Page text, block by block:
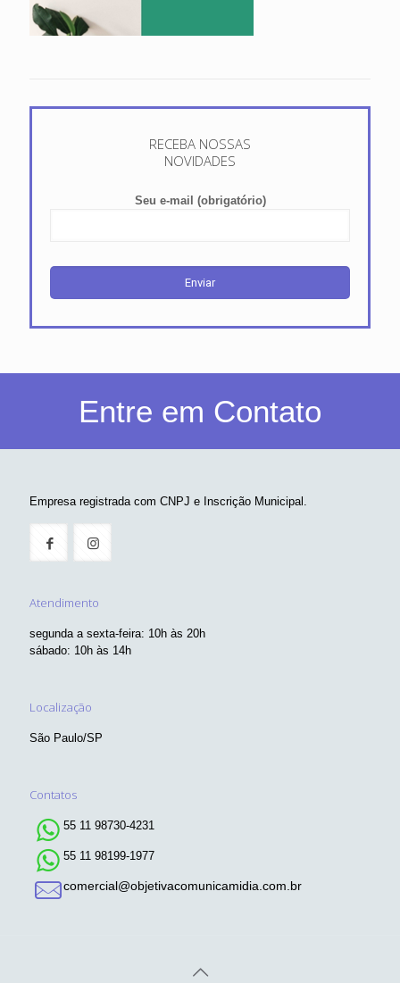
RECEBA NOSSAS
NOVIDADES
Seu e-mail (obrigatório)
Entre em Contato
Empresa registrada com CNPJ e Inscrição Municipal.
Atendimento
segunda a sexta-feira: 10h às 20h
sábado: 10h às 14h
Localização
São Paulo/SP
Contatos
55 11 98730-4231
55 11 98199-1977
comercial@objetivacomunicamidia.com.br